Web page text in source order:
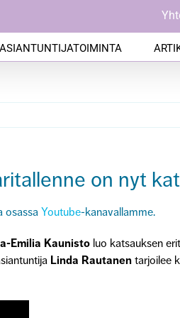
on nyt
osassa Youtube-kanavallamme.
Emilia Kaunistoluo katsauksen
Linda Rautanentarjoilee